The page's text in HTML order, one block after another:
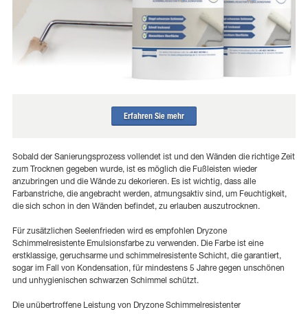
Erfahren Sie mehr
Sobald der Sanierungsprozess vollendet ist und den Wänden die richtige Zeit
zum Trocknen gegeben wurde, ist es möglich die Fußleisten wieder
anzubringen und die Wände zu dekorieren. Es ist wichtig, dass alle
Farbanstriche, die angebracht werden, atmungsaktiv sind, um Feuchtigkeit,
die sich schon in den Wänden befindet, zu erlauben auszutrocknen.
Für zusätzlichen Seelenfrieden wird es empfohlen Dryzone
Schimmelresistente Emulsionsfarbe zu verwenden. Die Farbe ist eine
erstklassige, geruchsarme und schimmelresistente Schicht, die garantiert,
sogar im Fall von Kondensation, für mindestens 5 Jahre gegen unschönen
und unhygienischen schwarzen Schimmel schützt.
Die unübertroffene Leistung von Dryzone Schimmelresistenter